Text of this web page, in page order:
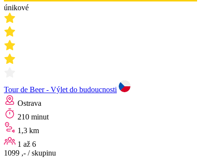
únikové
Tour de Beer - Výlet do budoucnosti
Ostrava
210 minut
1,3 km
1 až 6
1099 ,- / skupinu